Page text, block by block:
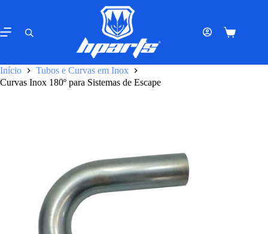
o
conteúdo
Carrinho
Início
Tubos e Curvas em Inox
Curvas Inox 180º para Sistemas de Escape